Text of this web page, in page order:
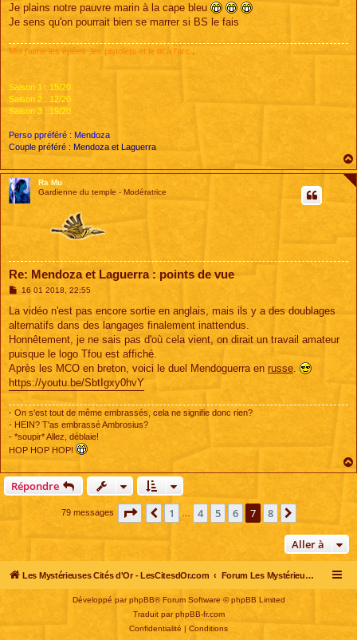
Je plains notre pauvre marin à la cape bleu
Je sens qu'on pourrait bien se marrer si BS le fais
Moi j'aime les épées ,les pistolets et le tir à l'arc
Saison 1 : 15/20
Saison 2 : 12/20
Saison 3 : 19/20
Perso ppréféré : Mendoza
Couple préféré : Mendoza et Laguerra
Ra Mu
Gardienne du temple - Modératrice
Re: Mendoza et Laguerra : points de vue
M
s
a
g
16 01 2018, 22:55
La vidéo n'est pas encore sortie en anglais, mais ils y a des doublages
alternatifs dans des langages finalement inattendus.
Honnêtement, je ne sais pas d'où cela vient, on dirait un travail amateur
puisque le logo Tfou est affiché.
Après les MCO en breton, voici le duel Mendoguerra en russe
https://youtu.be/SbtIgxy0hvY
- On s'est tout de même embrassés, cela ne signifie donc rien?
- HEIN? T'as embrassé Ambrosius?
- *soupir* Allez, déblaie!
HOP HOP HOP!
Répondre
79 messages Page sur
Précédente
1 … 4 5 6 7 8
Aller à
Les Mystérieuses Cités d'Or - LesCitesdOr.com Forum Les Mystérieuses Cités d'Or
Développé parphpBB® Forum Software © phpBB Limited
Traduit parphpBB-fr.com
Confidentialité
Conditions